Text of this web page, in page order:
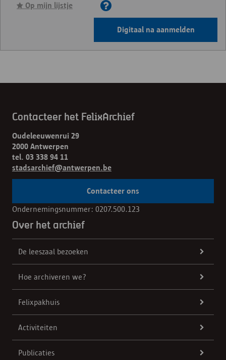
Op mijn lijstje
Digitaal na aanmelden
Contacteer het FelixArchief
Oudeleeuwenrui 29
2000 Antwerpen
tel. 03 338 94 11
stadsarchief@antwerpen.be
Contacteer ons
Ondernemingsnummer: 0207.500.123
Over het archief
De leeszaal bezoeken
Hoe archiveren we?
Felixpakhuis
Activiteiten
Publicaties